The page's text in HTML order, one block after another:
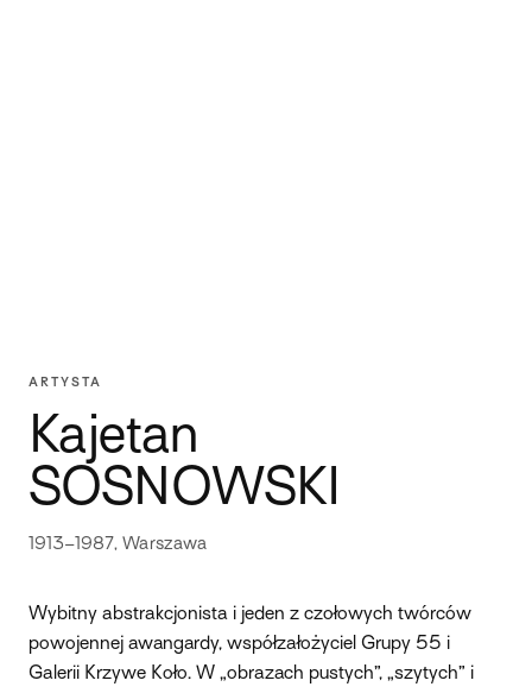
ARTYSTA
Kajetan
SOSNOWSKI
1913–1987, Warszawa
Wybitny abstrakcjonista i jeden z czołowych twórców
powojennej awangardy, współzałożyciel Grupy 55 i
Galerii Krzywe Koło. W „obrazach pustych”, „szytych” i